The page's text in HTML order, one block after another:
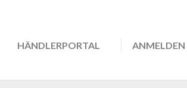
HÄNDLERPORTAL ANMELDEN